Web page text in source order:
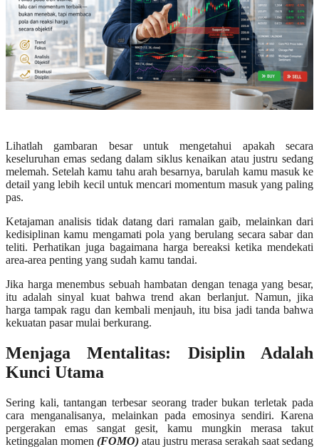
Lihatlah gambaran besar untuk mengetahui apakah secara
keseluruhan emas sedang dalam siklus kenaikan atau justru sedang
melemah. Setelah kamu tahu arah besarnya, barulah kamu masuk ke
detail yang lebih kecil untuk mencari momentum masuk yang paling
pas.
Ketajaman analisis tidak datang dari ramalan gaib, melainkan dari
kedisiplinan kamu mengamati pola yang berulang secara sabar dan
teliti. Perhatikan juga bagaimana harga bereaksi ketika mendekati
area-area penting yang sudah kamu tandai.
Jika harga menembus sebuah hambatan dengan tenaga yang besar,
itu adalah sinyal kuat bahwa trend akan berlanjut. Namun, jika
harga tampak ragu dan kembali menjauh, itu bisa jadi tanda bahwa
kekuatan pasar mulai berkurang.
Menjaga Mentalitas: Disiplin Adalah
Kunci Utama
Sering kali, tantangan terbesar seorang trader bukan terletak pada
cara menganalisanya, melainkan pada emosinya sendiri. Karena
pergerakan emas sangat gesit, kamu mungkin merasa takut
ketinggalan momen (FOMO) atau justru merasa serakah saat sedang